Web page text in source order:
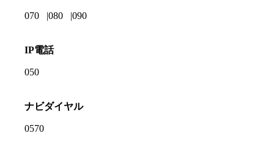
070 080 090
IP電話
050
ナビダイヤル
0570